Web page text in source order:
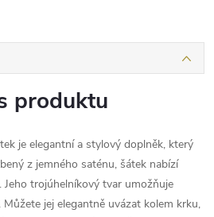
produktu
je elegantní a stylový doplněk, který
z jemného saténu, šátek nabízí
Jeho trojúhelníkový tvar umožňuje
Můžete jej elegantně uvázat kolem krku,